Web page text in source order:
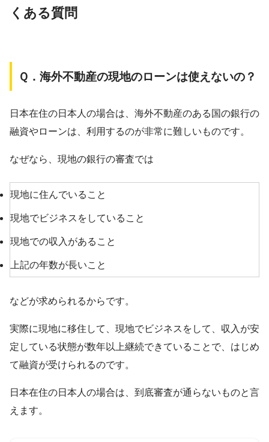
くある質問
Ｑ．海外不動産の現地のローンは使えないの？
日本在住の日本人の場合は、海外不動産のある国の銀行の
融資やローンは、利用するのが非常に難しいものです。
なぜなら、現地の銀行の審査では
現地に住んでいること
現地でビジネスをしていること
現地での収入があること
上記の年数が長いこと
などが求められるからです。
実際に現地に移住して、現地でビジネスをして、収入が安
定している状態が数年以上継続できていることで、はじめ
て融資が受けられるのです。
日本在住の日本人の場合は、到底審査が通らないものと言
えます。